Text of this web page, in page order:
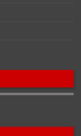
Máy Pin